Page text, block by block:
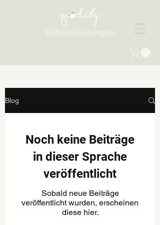
Häkelanleitungen
Blog
Noch keine Beiträge
in dieser Sprache
veröffentlicht
Sobald neue Beiträge
veröffentlicht wurden, erscheinen
diese hier.